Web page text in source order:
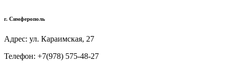
г. Симферополь
Адрес: ул. Караимская, 27
Телефон: +7(978) 575-48-27